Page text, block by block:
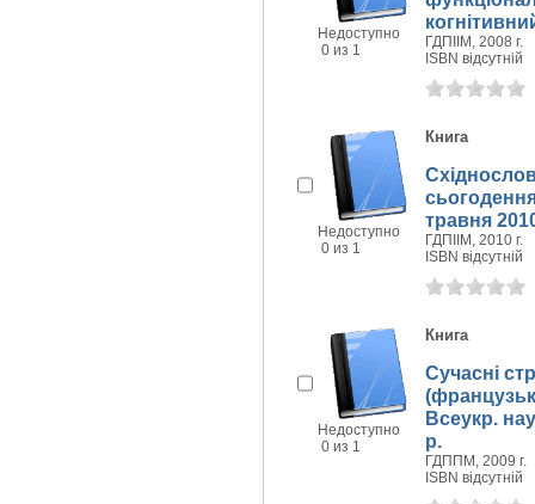
Недоступно
0 из 1
ГДПIIМ, 2008 г.
ISBN відсутній
Недоступно
0 из 1
Книга
травня
ГДПIIМ, 2010 г.
ISBN відсутній
Недоступно
0 из 1
Книга
Сучасні
Всеукр.
р.
ГДППМ, 2009 г.
ISBN відсутній